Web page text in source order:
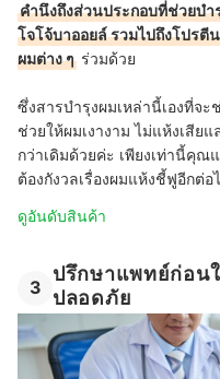
คำนึงถึงส่วนประกอบที่ช่วยบำ
โจโจ้บาออยล์ รวมไปถึงโปร
ผมต่าง ๆ ร่วมด้วย
ซึ่งสารบำรุงผมเหล่านี้เองที่จ
ช่วยให้ผมเงางาม ไม่แห้งเสี
กว่าเดิมด้วยค่ะ เพียงเท่านี้คุณ
ต้องกังวลเรื่องผมแห้งชี้ฟูอีกต่อ
ดูอันดับสินค้า
3
ปรึกษาแพทย์ก่อน
ปลอดภัย